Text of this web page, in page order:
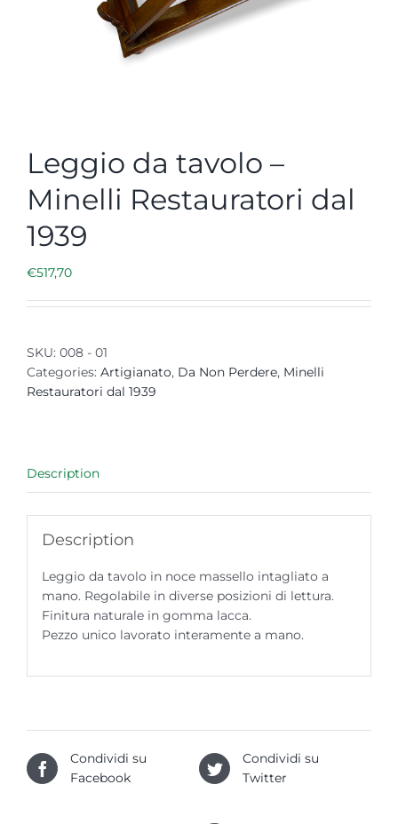
Leggio da tavolo –
Minelli Restauratori dal
1939
€517,70
SKU: 008 - 01
Categories: Artigianato, Da Non Perdere, Minelli
Restauratori dal 1939
Description
Description
Leggio da tavolo in noce massello intagliato a
mano. Regolabile in diverse posizioni di lettura.
Finitura naturale in gomma lacca.
Pezzo unico lavorato interamente a mano.
Condividi su
Facebook
Condividi su
Twitter